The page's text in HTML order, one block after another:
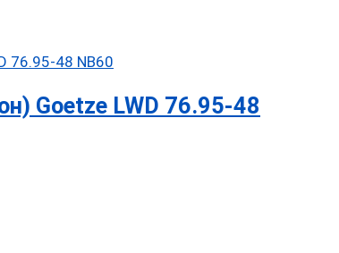
Goetze LWD 76.95-48